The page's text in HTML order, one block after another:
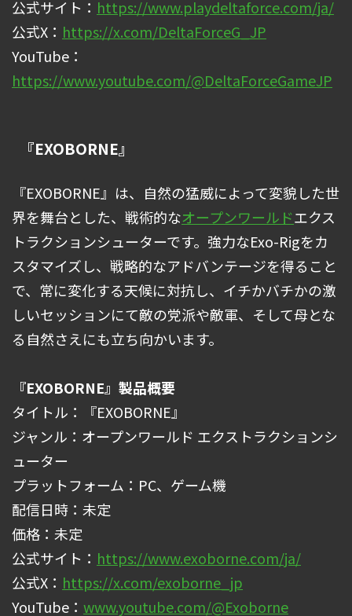
公式サイト： https://www.playdeltaforce.com/ja/
公式X： https://x.com/DeltaForceG_JP
YouTube：
https://www.youtube.com/@DeltaForceGameJP
『EXOBORNE』
『EXOBORNE』は、自然の猛威によって変貌した世
界を舞台とした、戦術的なオープンワールドエクス
トラクションシューターです。強力なExo-Rigをカ
スタマイズし、戦略的なアドバンテージを得ること
で、常に変化する天候に対抗し、イチかバチかの激
しいセッションにて敵の党派や敵軍、そして母とな
る自然さえにも立ち向かいます。
『EXOBORNE』製品概要
タイトル：『EXOBORNE』
ジャンル：オープンワールド エクストラクションシ
ューター
プラットフォーム：PC、ゲーム機
配信日時：未定
価格：未定
公式サイト： https://www.exoborne.com/ja/
公式X： https://x.com/exoborne_jp
YouTube： www.youtube.com/@Exoborne